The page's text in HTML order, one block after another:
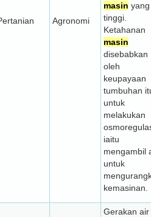
Agronomi
masin yang
tinggi.
Ketahanan
masin
disebabkan
oleh
keupayaan
tumbuhan
untuk
melakukan
iaitu
mengambil
untuk
kemasinan.
Gerakan air